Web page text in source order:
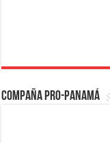
Compaña PRO-Panamá